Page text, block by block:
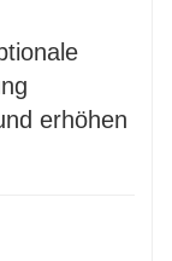
erhöhen